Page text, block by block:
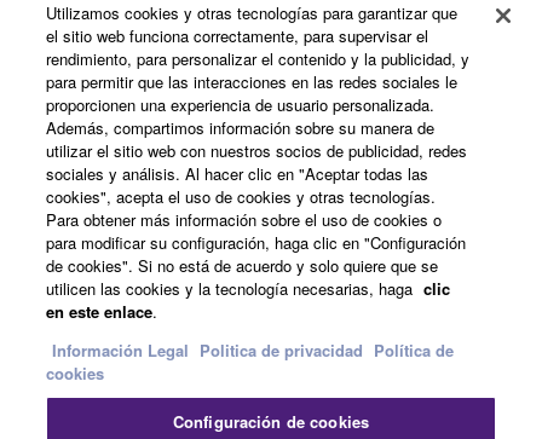
Registro de Yamaha Music ID
Acerca de Yamaha
España - Spanish
Empresa
Utilizamos cookies y otras tecnologías para garantizar que
el sitio web funciona correctamente, para supervisar el
rendimiento, para personalizar el contenido y la publicidad, y
para permitir que las interacciones en las redes sociales le
proporcionen una experiencia de usuario personalizada.
Además, compartimos información sobre su manera de
utilizar el sitio web con nuestros socios de publicidad, redes
sociales y análisis. Al hacer clic en "Aceptar todas las
cookies", acepta el uso de cookies y otras tecnologías.
Para obtener más información sobre el uso de cookies o
para modificar su configuración, haga clic en "Configuración
de cookies". Si no está de acuerdo y solo quiere que se
utilicen las cookies y la tecnología necesarias, haga clic
en este enlace.
Información Legal Politica de privacidad Política de
cookies
Configuración de cookies